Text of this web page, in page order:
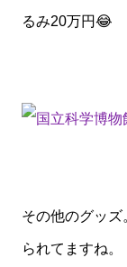
るみ20万円😂
その他のグッ
られてますね。